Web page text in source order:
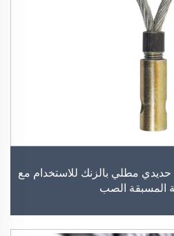
مطلي بالزنك للاستخدام مع
المسبقة الصب